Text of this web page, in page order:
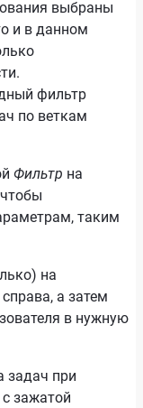
выбраны
и в данном
фильтр
по веткам
Фильтр на
таким
на
а затем
в нужную
задач при
зажатой